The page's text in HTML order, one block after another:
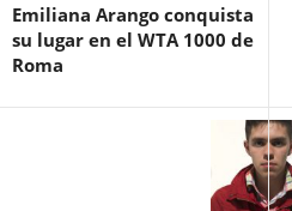
Emiliana Arango conquista
su lugar en el WTA 1000 de
Roma